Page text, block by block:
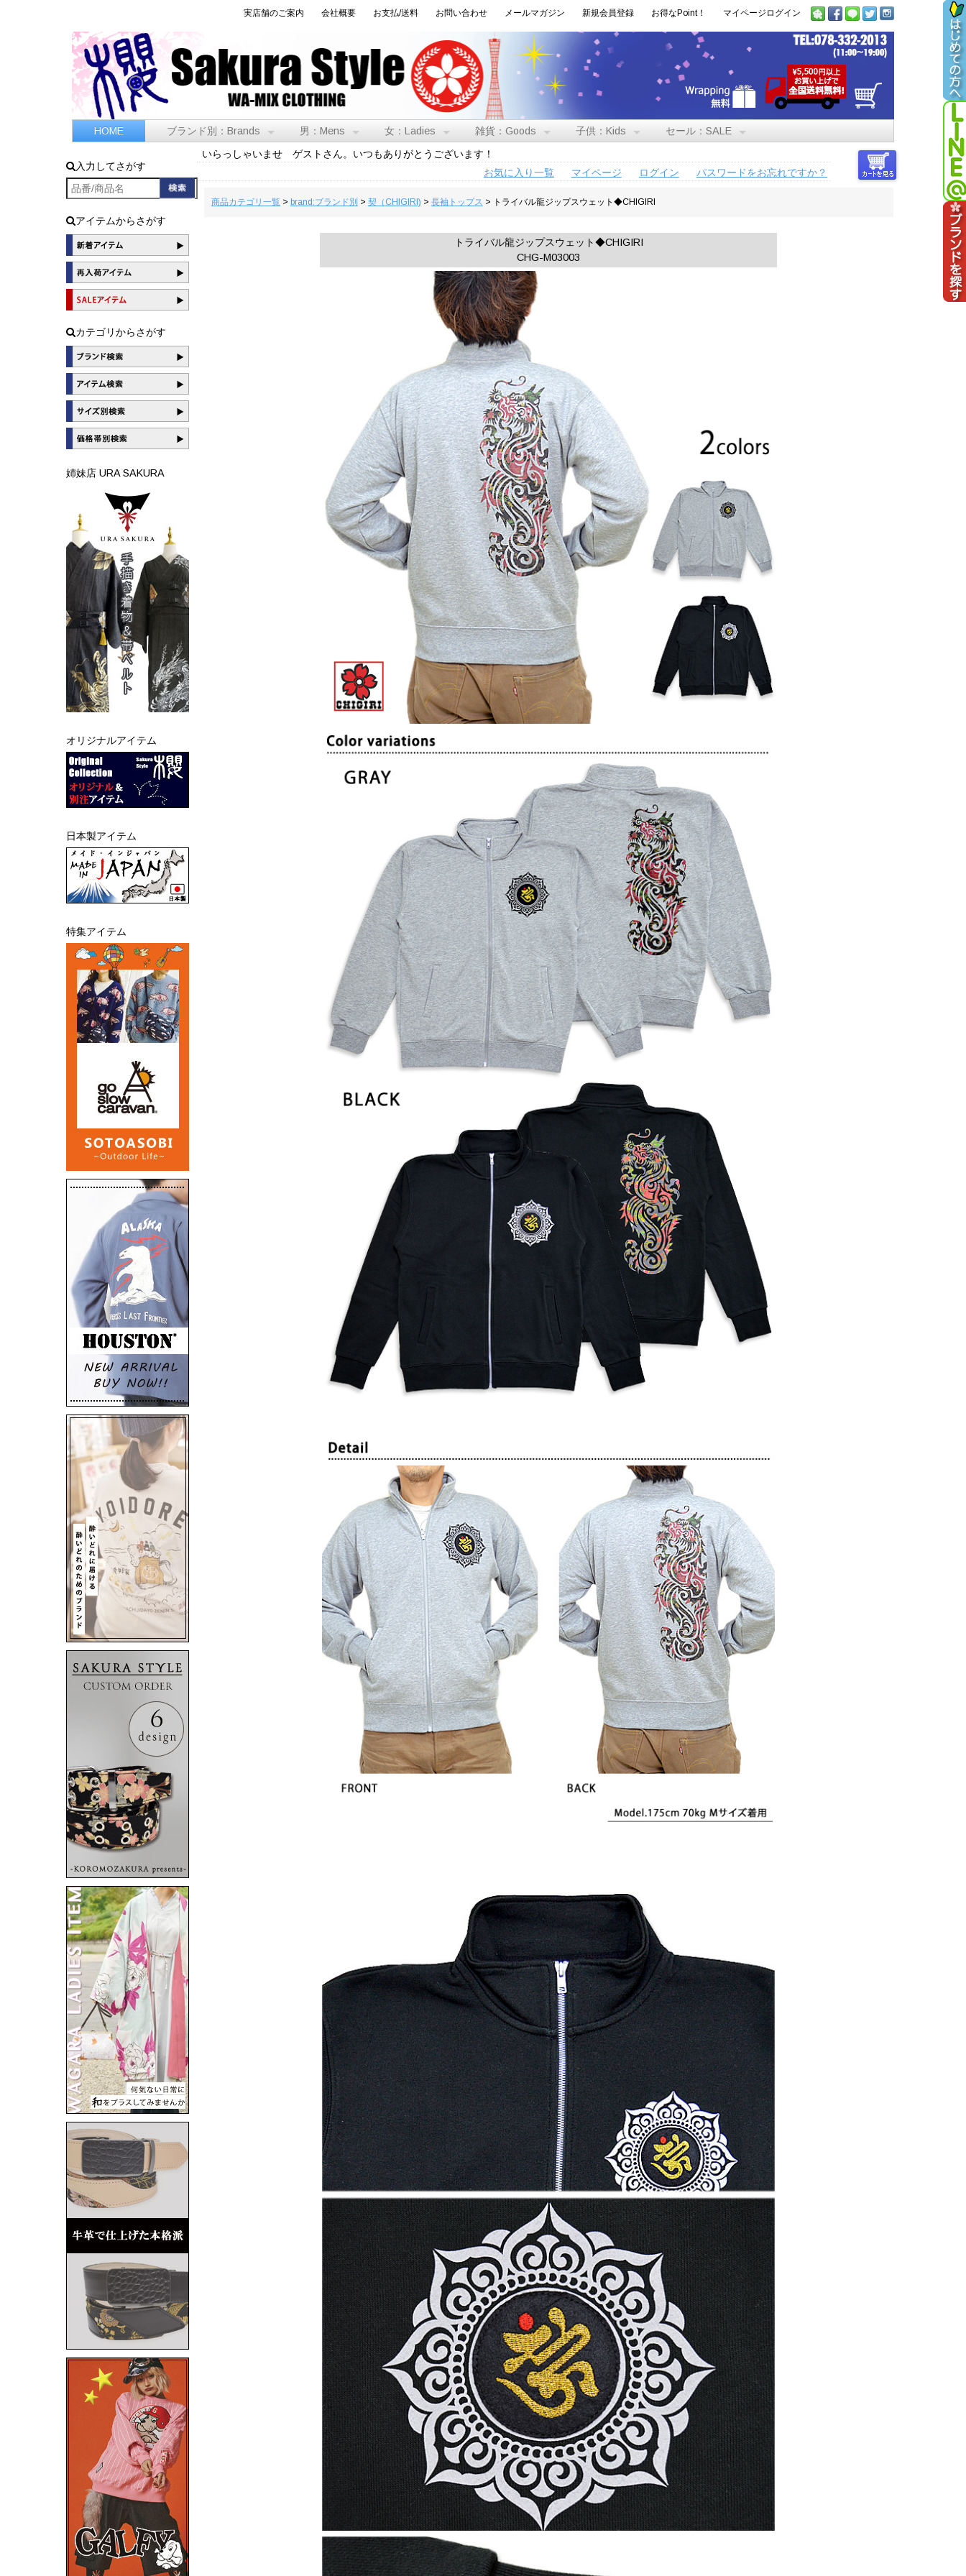
実店舗のご案内 会社概要 お支払/送料 お問い合わせ メールマガジン 新規会員登録 お得なPoint！ マイページログイン
HOME ブランド別：Brands 男：Mens 女：Ladies 雑貨：Goods 子供：Kids セール：SALE
入力してさがす
アイテムからさがす
カテゴリからさがす
姉妹店 URA SAKURA
オリジナルアイテム
日本製アイテム
特集アイテム
いらっしゃいませ ゲストさん。いつもありがとうございます！
お気に入り一覧
マイページ ログイン パスワードをお忘れですか？
商品カテゴリ一覧> brand:ブランド別 > 契（CHIGIRI) > 長袖トップス > トライバル龍ジップスウェット◆CHIGIRI
トライバル龍ジップスウェット◆CHIGIRI
CHG-M03003